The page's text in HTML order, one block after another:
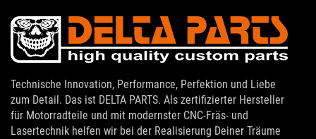
Technische Innovation, Performance, Perfektion und Liebe
zum Detail. Das ist DELTA PARTS. Als zertifizierter Hersteller
für Motorradteile und mit modernster CNC-Fräs- und
Lasertechnik helfen wir bei der Realisierung Deiner Träume